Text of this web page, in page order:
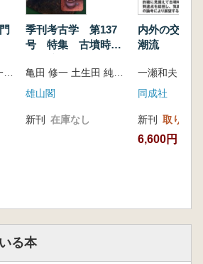
鈴木靖民・金子修一・田中史生・李成市 編
季刊考古学 第137
号 特集 古墳時
亀田 修一 土生田 純之 編
雄山閣
新刊 在庫なし
内外の交流
潮流
同成社
新刊 取り寄せ
6,600円
る本